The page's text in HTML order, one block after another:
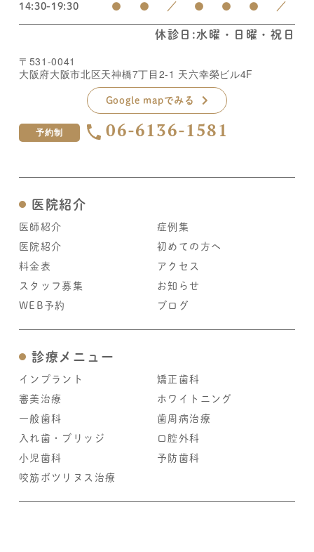
医院紹介
医師紹介
症例集
医院紹介
初めての方へ
料金表
アクセス
スタッフ募集
お知らせ
WEB予約
ブログ
診療メニュー
インプラント
矯正歯科
審美治療
ホワイトニング
一般歯科
歯周病治療
入れ歯・ブリッジ
口腔外科
小児歯科
予防歯科
咬筋ボツリヌス治療
14:30-19:30 ● ● ／ ● ● ● ／
休診日:水曜・日曜・祝日
〒531-0041
大阪府大阪市北区天神橋7丁目2-1 天六幸榮ビル4F
Google mapでみる
06-6136-1581
予約制